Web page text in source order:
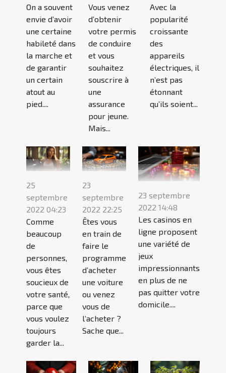
On a souvent
envie d’avoir
une certaine
habileté dans
la marche et
de garantir
un certain
atout au
pied....
Vous venez
d’obtenir
votre permis
de conduire
et vous
souhaitez
souscrire à
une
assurance
pour jeune.
Mais...
Avec la
popularité
croissante
des
appareils
électriques, il
n’est pas
étonnant
qu’ils soient...
25
septembre
2022 04:23
Comme
beaucoup
de
personnes,
vous êtes
soucieux de
votre santé,
parce que
vous voulez
toujours
garder la...
23
septembre
2022 22:25
Êtes vous
en train de
faire le
programme
d’acheter
une voiture
ou venez
vous de
l’acheter ?
Sache que...
23 septembre
2022 14:48
Les casinos en
ligne proposent
une variété de
jeux
impressionnants
en plus de ne
pas quitter votre
domicile....